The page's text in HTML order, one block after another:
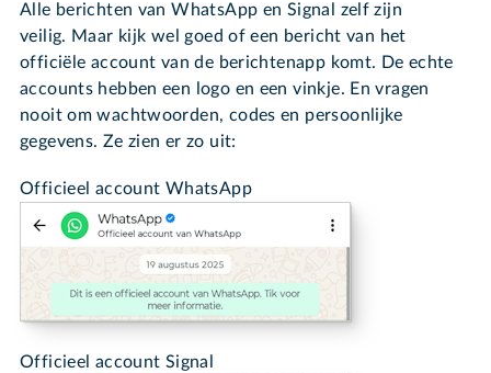
Alle berichten van WhatsApp en Signal zelf zijn
veilig. Maar kijk wel goed of een bericht van het
officiële account van de berichtenapp komt. De echte
accounts hebben een logo en een vinkje. En vragen
nooit om wachtwoorden, codes en persoonlijke
gegevens. Ze zien er zo uit:
Officieel account WhatsApp
Officieel account Signal